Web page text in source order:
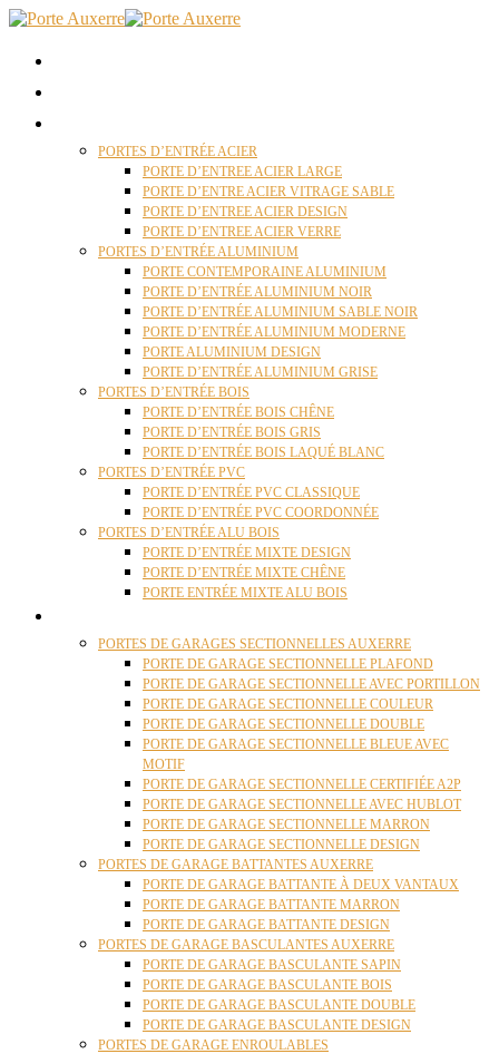
PORTES D’ENTRÉE ACIER
PORTE D’ENTREE ACIER LARGE
PORTE D’ENTRE ACIER VITRAGE SABLE
PORTE D’ENTREE ACIER DESIGN
PORTE D’ENTREE ACIER VERRE
PORTES D’ENTRÉE ALUMINIUM
PORTE CONTEMPORAINE ALUMINIUM
PORTE D’ENTRÉE ALUMINIUM NOIR
PORTE D’ENTRÉE ALUMINIUM SABLE NOIR
PORTE D’ENTRÉE ALUMINIUM MODERNE
PORTE ALUMINIUM DESIGN
PORTE D’ENTRÉE ALUMINIUM GRISE
PORTES D’ENTRÉE BOIS
PORTE D’ENTRÉE BOIS CHÊNE
PORTE D’ENTRÉE BOIS GRIS
PORTE D’ENTRÉE BOIS LAQUÉ BLANC
PORTES D’ENTRÉE PVC
PORTE D’ENTRÉE PVC CLASSIQUE
PORTE D’ENTRÉE PVC COORDONNÉE
PORTES D’ENTRÉE ALU BOIS
PORTE D’ENTRÉE MIXTE DESIGN
PORTE D’ENTRÉE MIXTE CHÊNE
PORTE ENTRÉE MIXTE ALU BOIS
PORTES DE GARAGES SECTIONNELLES AUXERRE
PORTE DE GARAGE SECTIONNELLE PLAFOND
PORTE DE GARAGE SECTIONNELLE AVEC PORTILLON
PORTE DE GARAGE SECTIONNELLE COULEUR
PORTE DE GARAGE SECTIONNELLE DOUBLE
PORTE DE GARAGE SECTIONNELLE BLEUE AVEC
MOTIF
PORTE DE GARAGE SECTIONNELLE CERTIFIÉE A2P
PORTE DE GARAGE SECTIONNELLE AVEC HUBLOT
PORTE DE GARAGE SECTIONNELLE MARRON
PORTE DE GARAGE SECTIONNELLE DESIGN
PORTES DE GARAGE BATTANTES AUXERRE
PORTE DE GARAGE BATTANTE À DEUX VANTAUX
PORTE DE GARAGE BATTANTE MARRON
PORTE DE GARAGE BATTANTE DESIGN
PORTES DE GARAGE BASCULANTES AUXERRE
PORTE DE GARAGE BASCULANTE SAPIN
PORTE DE GARAGE BASCULANTE BOIS
PORTE DE GARAGE BASCULANTE DOUBLE
PORTE DE GARAGE BASCULANTE DESIGN
PORTES DE GARAGE ENROULABLES